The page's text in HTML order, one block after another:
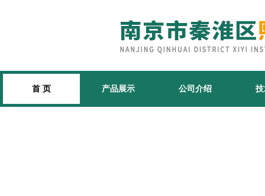
首 页 产品展示 公司介绍